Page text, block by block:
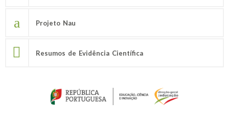
Projeto Nau
Resumos de Evidência Científica